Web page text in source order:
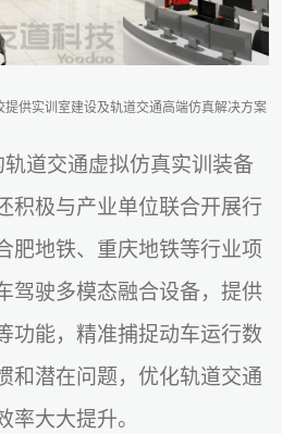
提供实训室建设及轨道交通高端仿真解决方案
道交通虚拟仿真实训装备
积极与产业单位联合开展行
肥地铁、重庆地铁等行业项
驾驶多模态融合设备，提供
功能，精准捕捉动车运行数
和潜在问题，优化轨道交通
率大大提升。